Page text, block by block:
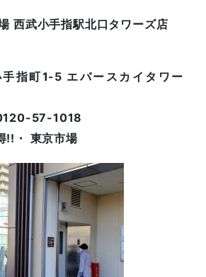
西武小手指駅北口タワーズ店
指町1-5 エバースカイタワー
57-1018
!!・ 東京市場